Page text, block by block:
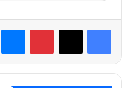
بينتيريست